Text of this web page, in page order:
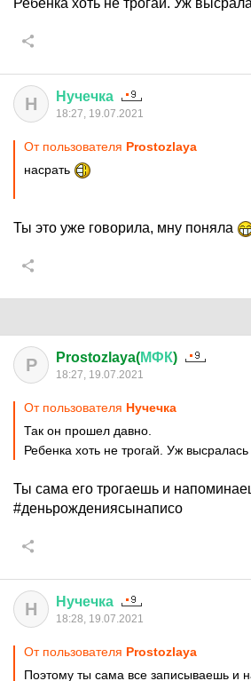
Ребенка хоть не трогай. Уж
Н Нучечка
18:27, 19.07.2021
От пользователя Prostozlaya
насрать
Ты это уже говорила, мну поняла
P Prostozlaya(МФК)
18:27, 19.07.2021
От пользователя Нучечка
Так он прошел давно.
Ребенка хоть не трогай. Уж высралась
Ты сама его трогаешь и
#деньрождениясынаписо
Н Нучечка
18:28, 19.07.2021
От пользователя Prostozlaya
Поэтому ты сама все записываешь и